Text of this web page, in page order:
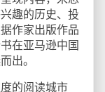
趣的历史、投
作家出版作品
在亚马逊中国
出。
的阅读城市